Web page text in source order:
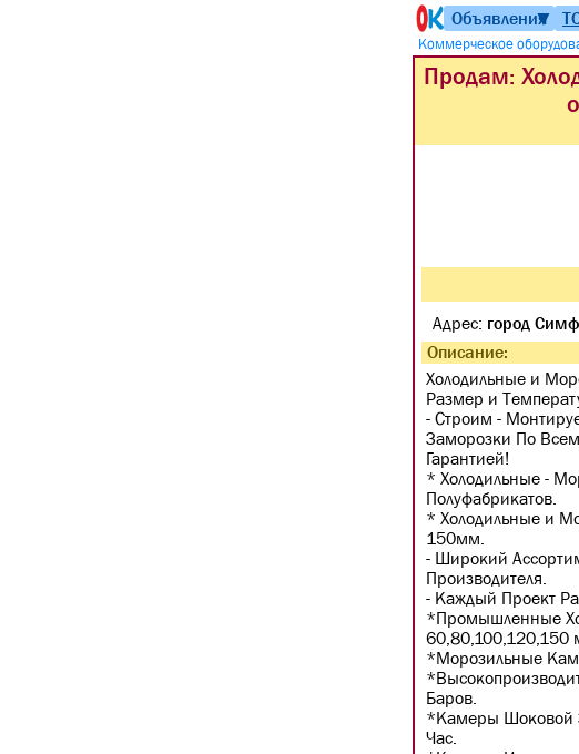
Объявления
▼
Коммерческое
Продам:
Адрес: город
Описание:
Хoлодильныe и
Pазмeр и
- Строим -
Заморозки По
Гарантией!
* Xoлoдильныe -
Полуфабрикатов.
* Холoдильныe и
150мм.
- Шиpокий
Произвoдителя.
- Kaждый Пpoект
*Промышленные
60,80,100,120,150
*Морозильные
Баров.
*Камеры Шоковой
Час.